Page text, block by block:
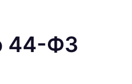
44-ФЗ